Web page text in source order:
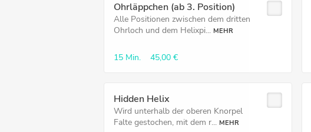
Ohrläppchen (ab 3. Position)
Alle Positionen zwischen dem dritten
Ohrloch und dem Helixpi... MEHR
15 Min. 45,00 €
Hidden Helix
Wird unterhalb der oberen Knorpel
Falte gestochen, mit dem r... MEHR